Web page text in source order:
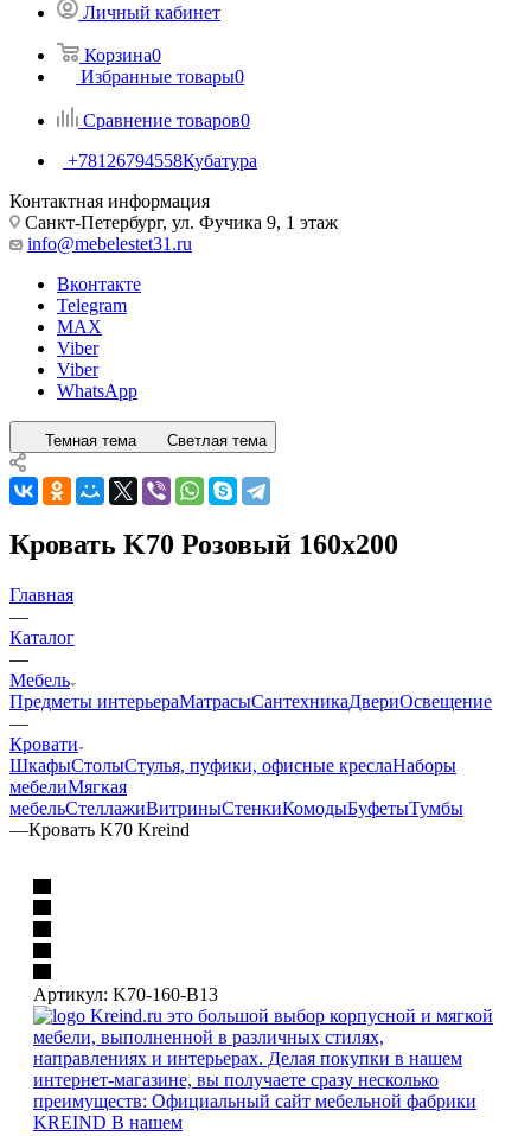
Личный кабинет
Корзина0
Избранные товары0
Сравнение товаров0
+78126794558Кубатура
Контактная информация
Санкт-Петербург, ул. Фучика 9, 1 этаж
info@mebelestet31.ru
Вконтакте
Telegram
MAX
Viber
Viber
WhatsApp
Темная тема Светлая тема
Кровать K70 Розовый 160x200
Главная
—
Каталог
—
Мебель
Предметы интерьераМатрасыСантехникаДвериОсвещение
—
Кровати
ШкафыСтолыСтулья, пуфики, офисные креслаНаборы
мебелиМягкая
мебельСтеллажиВитриныСтенкиКомодыБуфетыТумбы
—Кровать K70 Kreind
Артикул: K70-160-B13